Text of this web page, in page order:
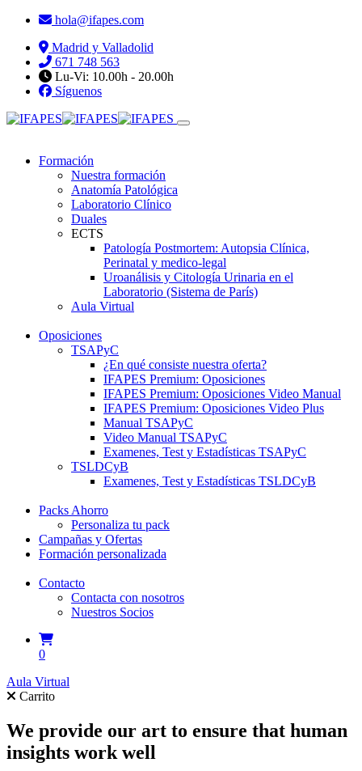
hola@ifapes.com
Madrid y Valladolid
671 748 563
Lu-Vi: 10.00h - 20.00h
Síguenos
Formación
Nuestra formación
Anatomía Patológica
Laboratorio Clínico
Duales
ECTS
Patología Postmortem: Autopsia Clínica,
Perinatal y medico-legal
Uroanálisis y Citología Urinaria en el
Laboratorio (Sistema de París)
Aula Virtual
Oposiciones
TSAPyC
¿En qué consiste nuestra oferta?
IFAPES Premium: Oposiciones
IFAPES Premium: Oposiciones Video Manual
IFAPES Premium: Oposiciones Video Plus
Manual TSAPyC
Video Manual TSAPyC
Examenes, Test y Estadísticas TSAPyC
TSLDCyB
Examenes, Test y Estadísticas TSLDCyB
Packs Ahorro
Personaliza tu pack
Campañas y Ofertas
Formación personalizada
Contacto
Contacta con nosotros
Nuestros Socios
0
Aula Virtual
Carrito
We provide our art to ensure that human
insights work well